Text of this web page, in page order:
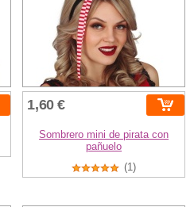
1,60 €
Sombrero mini de pirata con
pañuelo
(1)